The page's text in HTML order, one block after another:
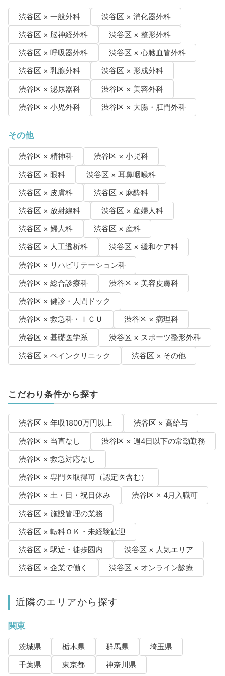
渋谷区 × 一般外科
渋谷区 × 消化器外科
渋谷区 × 脳神経外科
渋谷区 × 整形外科
渋谷区 × 呼吸器外科
渋谷区 × 心臓血管外科
渋谷区 × 乳腺外科
渋谷区 × 形成外科
渋谷区 × 泌尿器科
渋谷区 × 美容外科
渋谷区 × 小児外科
渋谷区 × 大腸・肛門外科
その他
渋谷区 × 精神科
渋谷区 × 小児科
渋谷区 × 眼科
渋谷区 × 耳鼻咽喉科
渋谷区 × 皮膚科
渋谷区 × 麻酔科
渋谷区 × 放射線科
渋谷区 × 産婦人科
渋谷区 × 婦人科
渋谷区 × 産科
渋谷区 × 人工透析科
渋谷区 × 緩和ケア科
渋谷区 × リハビリテーション科
渋谷区 × 総合診療科
渋谷区 × 美容皮膚科
渋谷区 × 健診・人間ドック
渋谷区 × 救急科・ＩＣＵ
渋谷区 × 病理科
渋谷区 × 基礎医学系
渋谷区 × スポーツ整形外科
渋谷区 × ペインクリニック
渋谷区 × その他
こだわり条件から探す
渋谷区 × 年収1800万円以上
渋谷区 × 高給与
渋谷区 × 当直なし
渋谷区 × 週4日以下の常勤勤務
渋谷区 × 救急対応なし
渋谷区 × 専門医取得可（認定医含む）
渋谷区 × 土・日・祝日休み
渋谷区 × 4月入職可
渋谷区 × 施設管理の業務
渋谷区 × 転科ＯＫ・未経験歓迎
渋谷区 × 駅近・徒歩圏内
渋谷区 × 人気エリア
渋谷区 × 企業で働く
渋谷区 × オンライン診療
近隣のエリアから探す
関東
茨城県 栃木県 群馬県
埼玉県
千葉県
東京都 神奈川県